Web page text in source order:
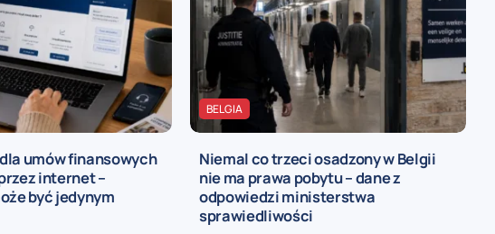
umów finansowych
internet –
być jedynym
BELGIA
Niemal co trzeci osadzony w Belgii
nie ma prawa pobytu – dane z
odpowiedzi ministerstwa
sprawiedliwości